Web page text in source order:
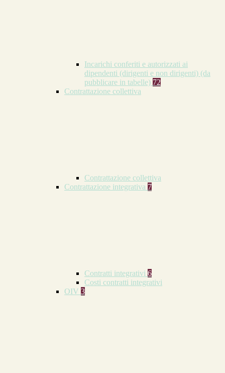
Incarichi conferiti e autorizzati ai
dipendenti (dirigenti e non dirigenti) (da
pubblicare in tabelle) 72
Contrattazione collettiva
Contrattazione collettiva
Contrattazione integrativa 7
Contratti integrativi 6
Costi contratti integrativi
OIV 3